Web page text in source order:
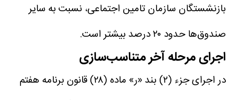
بازنشستگان سازمان تامین اجتماعی، نسبت به سایر
صندوق‌ها حدود ۲۰ درصد بیشتر است.
اجرای مرحله آخر متناسب‌سازی
در اجرای جزء (۲) بند «ر» ماده (۲۸) قانون برنامه هفتم